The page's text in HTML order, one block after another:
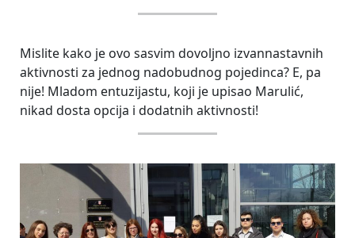
Mislite kako je ovo sasvim dovoljno izvannastavnih
aktivnosti za jednog nadobudnog pojedinca? E, pa
nije! Mladom entuzijastu, koji je upisao Marulić,
nikad dosta opcija i dodatnih aktivnosti!